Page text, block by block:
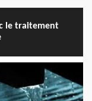
le traitement